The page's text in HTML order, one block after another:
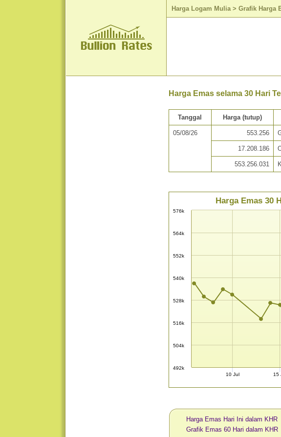
Harga Logam Mulia > Grafik Harga
Harga Emas selama 30 Hari
Tanggal Harga (tutup)
05/08/26 553.256
17.208.186
553.256.031
Harga Emas 30
492k
504k
516k
528k
540k
552k
564k
576k
10 Jul 15
Harga Emas Hari Ini dalam KHR
Grafik Emas 60 Hari dalam KHR